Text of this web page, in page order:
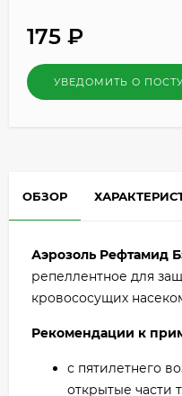
175 ₽
УВЕДОМИТЬ О
ОБЗОР
Аэрозоль Рефтамид
репеллентное для
кровососущих
Рекомендации к
с пятилетнего
открытые части